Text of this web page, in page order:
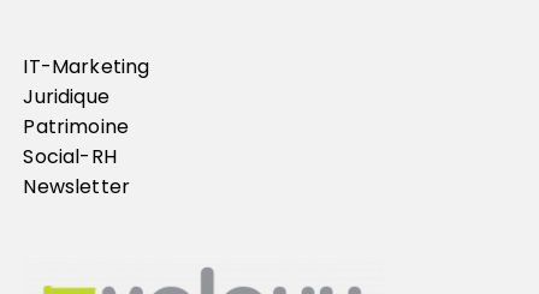
IT-Marketing
Juridique
Patrimoine
Social-RH
Newsletter